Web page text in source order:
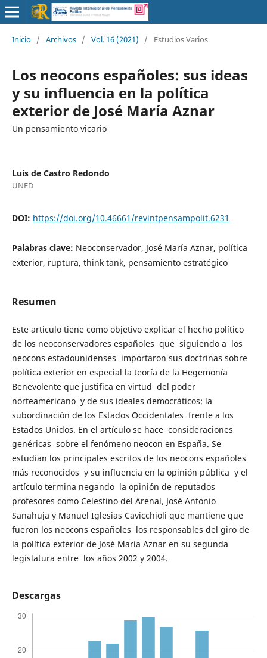
Inicio / Archivos / Vol. 16 (2021) / Estudios Varios
Los neocons españoles: sus ideas
y su influencia en la política
exterior de José María Aznar
Un pensamiento vicario
Luis de Castro Redondo
UNED
DOI: https://doi.org/10.46661/revintpensampolit.6231
Palabras clave: Neoconservador, José María Aznar, política
exterior, ruptura, think tank, pensamiento estratégico
Resumen
Este articulo tiene como objetivo explicar el hecho político
de los neoconservadores españoles que siguiendo a los
neocons estadounidenses importaron sus doctrinas sobre
política exterior en especial la teoría de la Hegemonía
Benevolente que justifica en virtud del poder
norteamericano y de sus ideales democráticos: la
subordinación de los Estados Occidentales frente a los
Estados Unidos. En el artículo se hace consideraciones
genéricas sobre el fenómeno neocon en España. Se
estudian los principales escritos de los neocons españoles
más reconocidos y su influencia en la opinión pública y el
artículo termina negando la opinión de reputados
profesores como Celestino del Arenal, José Antonio
Sanahuja y Manuel Iglesias Cavicchioli que mantiene que
fueron los neocons españoles los responsables del giro de
la política exterior de José María Aznar en su segunda
legislatura entre los años 2002 y 2004.
Descargas